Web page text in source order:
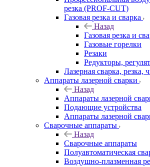
резка (PROF-CUT)
Газовая резка и сварка
Назад
Газовая резка и
Газовые горелки
Резаки
Редукторы,
Лазерная сварка, резка,
Аппараты лазерной сварки
Назад
Аппараты лазерной
Подающие устройства
Аппараты лазерной
Сварочные аппараты
Назад
Сварочные аппараты
Полуавтоматическая
Воздушно-плазменная